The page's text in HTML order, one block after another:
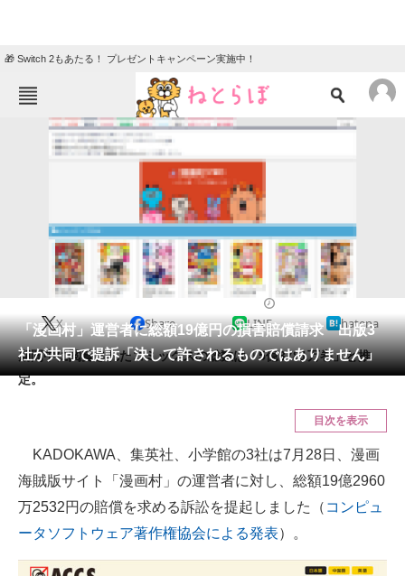
🎁 Switch 2もあたる！ プレゼントキャンペーン実施中！
ねとらぼメニュー
クイズ
地域
教育・育児
リサーチ
会員記事
メディア
スマホと通信の最新トレンド
好きが集まる 比べて選べる
「漫画村」運営者に総額19億円の損害賠償請求 出版3
社が共同で提訴「決して許されるものではありません」
X Share LINE hatena
期間中に閲覧されたコミックスの総数は「5億3781万巻」と推
定。
目次を表示
KADOKAWA、集英社、小学館の3社は7月28日、漫画
海賊版サイト「漫画村」の運営者に対し、総額19億2960
万2532円の賠償を求める訴訟を提起しました（ コンピュ
ータソフトウェア著作権協会による発表）。